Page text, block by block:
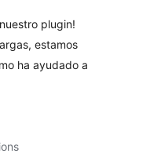
plugin!
estamos
ha ayudado a